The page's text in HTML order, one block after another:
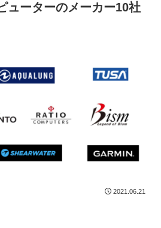
ューターのメーカー10社
2021.06.21